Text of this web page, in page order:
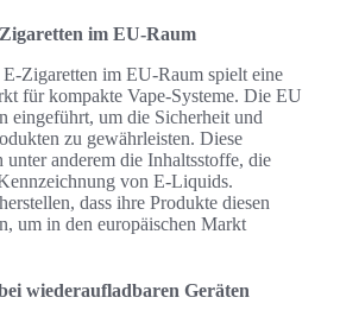
im EU-Raum
Zigaretten im EU-Raum spielt eine
für kompakte Vape-Systeme. Die EU
eingeführt, um die Sicherheit und
zu gewährleisten. Diese
anderem die Inhaltsstoffe, die
von E-Liquids.
dass ihre Produkte diesen
um in den europäischen Markt
wiederaufladbaren Geräten